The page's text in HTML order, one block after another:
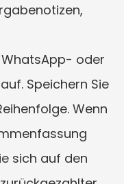
oder
Speichern Sie
Wenn
sich auf den